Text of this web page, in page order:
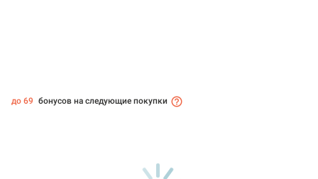
до 69 бонусов на следующие покупки